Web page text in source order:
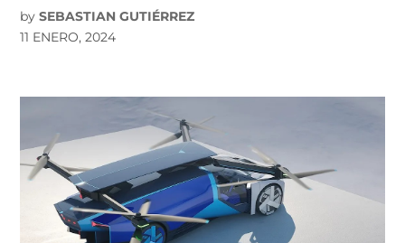
by SEBASTIAN GUTIÉRREZ
11 ENERO, 2024